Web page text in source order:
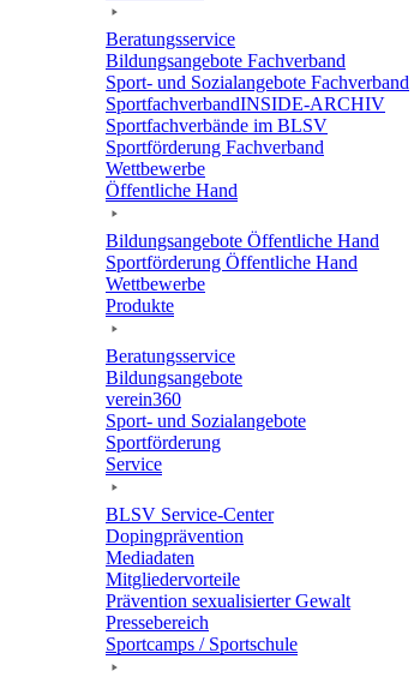
Bera­tungs­ser­vice
Bildungs­an­ge­bote Fachverband
Sport- und Sozi­al­an­ge­bote Fachverband
Sport­fach­ver­ban­d­IN­SIDE-ARCHIV
Sport­fach­ver­bände im BLSV
Sport­för­de­rung Fachverband
Wett­be­werbe
Öffent­li­che Hand
Bildungs­an­ge­bote Öffent­li­che Hand
Sport­för­de­rung Öffent­li­che Hand
Wett­be­werbe
Produkte
Bera­tungs­ser­vice
Bildungs­an­ge­bote
verein360
Sport- und Sozialangebote
Sport­för­de­rung
Service
BLSV Service-Center
Doping­prä­ven­tion
Media­da­ten
Mitglie­der­vor­teile
Präven­tion sexua­li­sier­ter Gewalt
Pres­se­be­reich
Sport­camps / Sportschule